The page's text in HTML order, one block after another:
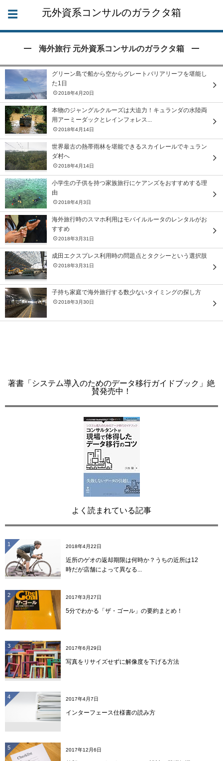
元外資系コンサルのガラクタ箱
海外旅行 元外資系コンサルのガラクタ箱
グリーン島で船から空からグレートバリアリーフを堪能し
た1日
2018年4月20日
本物のジャングルクルーズは大迫力！キュランダの水陸両
用アーミーダックとレインフォレス...
2018年4月14日
世界最古の熱帯雨林を堪能できるスカイレールでキュラン
ダ村へ
2018年4月14日
小学生の子供を持つ家族旅行にケアンズをおすすめする理
由
2018年4月3日
海外旅行時のスマホ利用はモバイルルータのレンタルがお
すすめ
2018年3月31日
成田エクスプレス利用時の問題点とタクシーという選択肢
2018年3月31日
子持ち家庭で海外旅行する数少ないタイミングの探し方
2018年3月30日
著書「システム導入のためのデータ移行ガイドブック」絶
賛発売中！
よく読まれている記事
1 2018年4月22日
近所のゲオの返却期限は何時か？うちの近所は12
時だが店舗によって異なる...
2 2017年3月27日
5分でわかる「ザ・ゴール」の要約まとめ！
3 2017年6月29日
写真をリサイズせずに解像度を下げる方法
4 2017年4月7日
インターフェース仕様書の読み方
5 2017年12月6日